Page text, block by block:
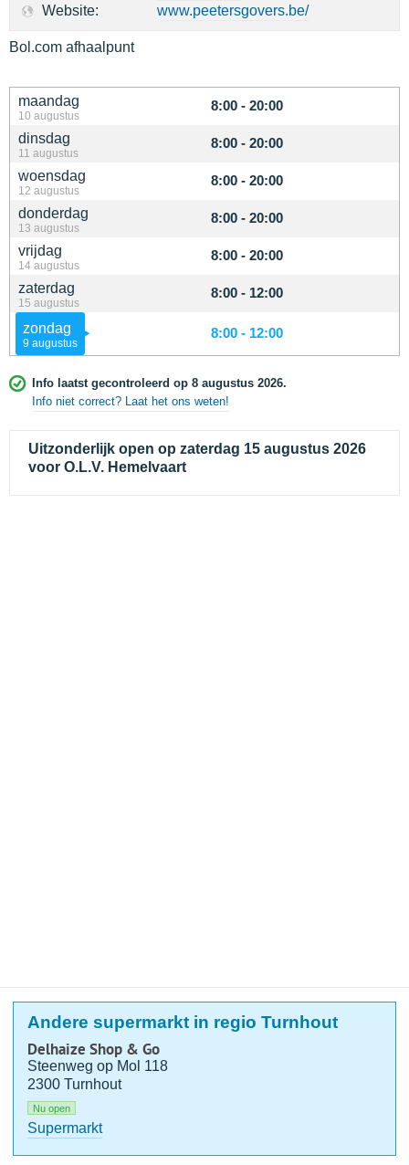
maandag
10 augustus
8:00 - 20:00
dinsdag
11 augustus
8:00 - 20:00
woensdag
12 augustus
8:00 - 20:00
donderdag
13 augustus
8:00 - 20:00
vrijdag
14 augustus
8:00 - 20:00
zaterdag
15 augustus
8:00 - 12:00
zondag
9 augustus
8:00 - 12:00
Info laatst gecontroleerd op 8 augustus 2026.
Info niet correct? Laat het ons weten!
Uitzonderlijk open op zaterdag 15 augustus 2026
voor O.L.V. Hemelvaart
Website:
www.peetersgovers.be/
Bol.com afhaalpunt
Andere supermarkt in regio Turnhout
Delhaize Shop & Go
Steenweg op Mol 118
2300 Turnhout
Nu open
Supermarkt